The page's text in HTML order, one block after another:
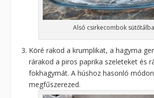
Alsó csirkecombok
Köré rakod a krumplikat, a hagyma
rárakod a piros paprika szeleteket és
fokhagymát. A húshoz hasonló
megfűszerezed.